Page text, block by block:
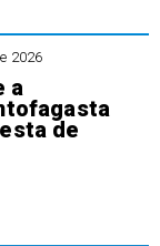
2026
a
de